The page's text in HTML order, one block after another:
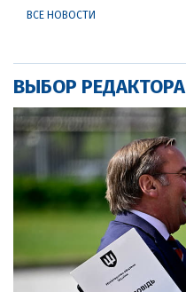
ВСЕ НОВОСТИ
ВЫБОР РЕДАКТОРА